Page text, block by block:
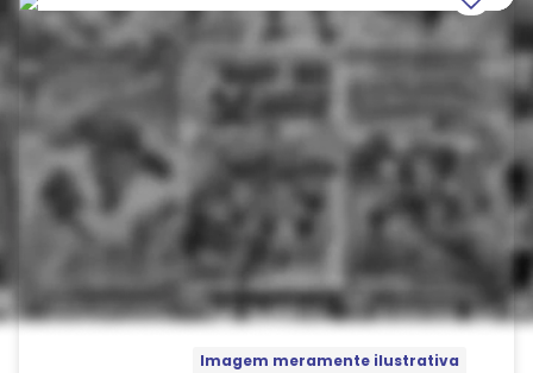
Imagem meramente ilustrativa